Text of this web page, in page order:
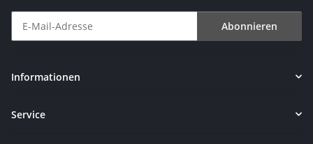
Abonnieren
Informationen
Service